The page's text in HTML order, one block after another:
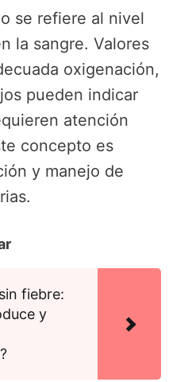
se refiere al nivel
la sangre. Valores
oxigenación,
pueden indicar
atención
concepto es
y manejo de
fiebre:
y